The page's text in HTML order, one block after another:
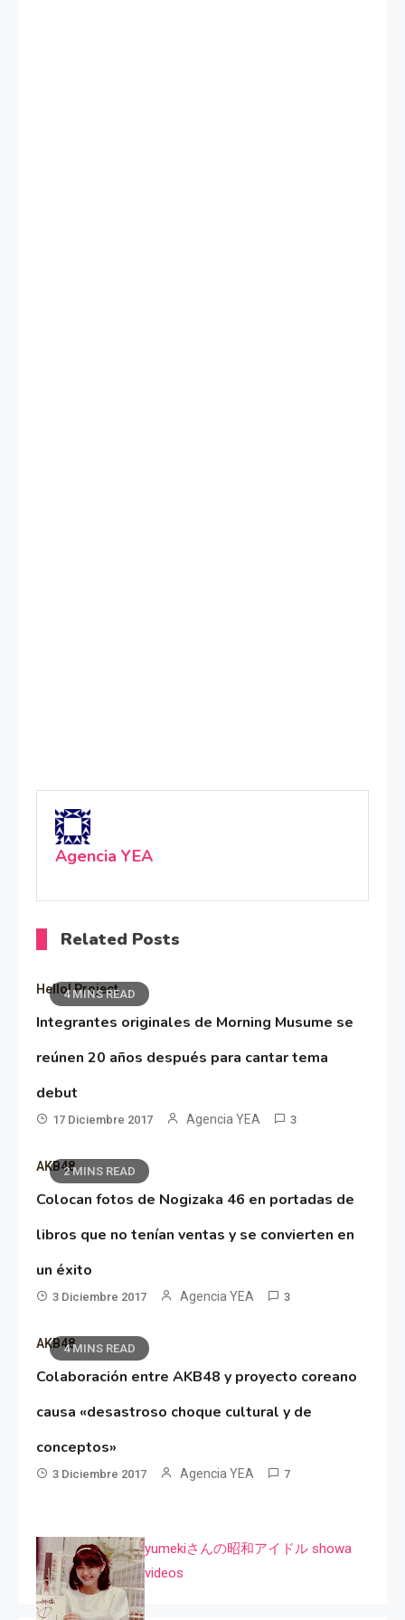
Agencia YEA
Related Posts
4 MINS READ
Hello! Project
Integrantes originales de Morning Musume se
reúnen 20 años después para cantar tema
debut
17 Diciembre 2017 Agencia YEA 3
2 MINS READ
AKB48
Colocan fotos de Nogizaka 46 en portadas de
libros que no tenían ventas y se convierten en
un éxito
3 Diciembre 2017 Agencia YEA 3
4 MINS READ
AKB48
Colaboración entre AKB48 y proyecto coreano
causa «desastroso choque cultural y de
conceptos»
3 Diciembre 2017 Agencia YEA 7
yumekiさんの昭和アイドル showa
videos